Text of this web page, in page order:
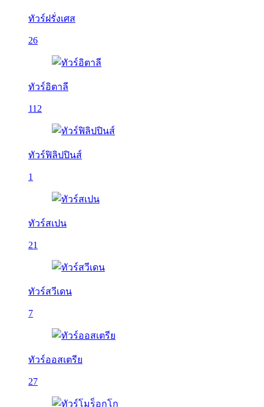
ทัวร์ฝรั่งเศส
26
ทัวร์อิตาลี
112
ทัวร์ฟิลิปปินส์
1
ทัวร์สเปน
21
ทัวร์สวีเดน
7
ทัวร์ออสเตรีย
27